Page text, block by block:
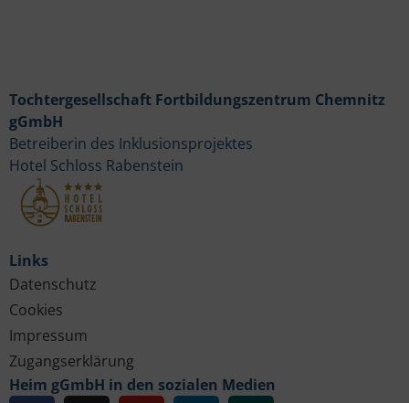
Links
Datenschutz
Cookies
Impressum
Zugangserklärung
Heim gGmbH in den sozialen Medien
Tochtergesellschaft Fortbildungszentrum Chemnitz
gGmbH
Betreiberin des Inklusionsprojektes
Hotel Schloss Rabenstein